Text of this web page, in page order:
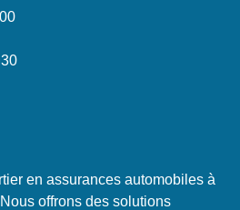
en assurances automobiles à
offrons des solutions